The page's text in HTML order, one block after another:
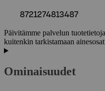
8721274813487
Päivitämme palvelun
kuitenkin tarkistamaan
Ominaisuudet